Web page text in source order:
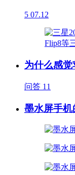
5 07.12
为什么感觉
问答 11
墨水屏手机